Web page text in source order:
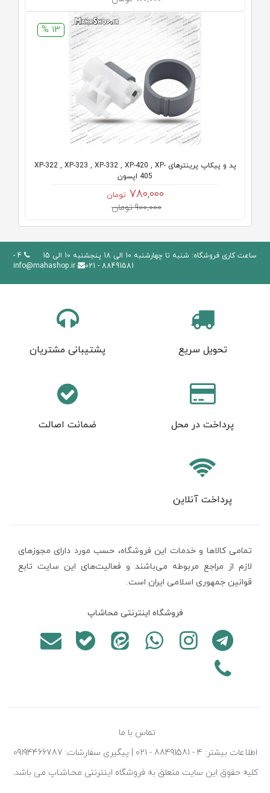
13 %
پد و پیکاپ پرینترهای XP-322 , XP-323 , XP-332 , XP-420 , XP-
405 اپسون
780,000 تومان
900,000 تومان
ساعت کاری فروشگاه: شنبه تا چهارشنبه 10 الی 18 پنجشنبه 10 الی 15
4 -
88491581 - 021
info@mahashop.ir
تحویل سریع پشتیبانی مشتریان
پرداخت در محل ضمانت اصالت
پرداخت آنلاین
تمامی كالاها و خدمات اين فروشگاه، حسب مورد دارای مجوزهای
لازم از مراجع مربوطه می‌باشند و فعاليت‌های اين سايت تابع
قوانين جمهوری اسلامی ایران است.
فروشگاه اینترنتی محاشاپ
تماس با ما
اطلاعات بیشتر: 4 - 88491581 - 021 | پیگیری سفارشات: 09194466787
کليه حقوق اين سايت متعلق به فروشگاه اينترنتی محـاشـاپ می باشد.